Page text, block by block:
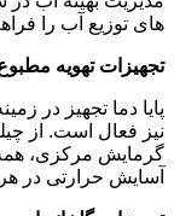
های توزیع آب را
تجهیزات تهویه
پایا دما تجهیز در
نیز فعال است. از
گرمایش مرکزی، همه
آسایش حرارتی در